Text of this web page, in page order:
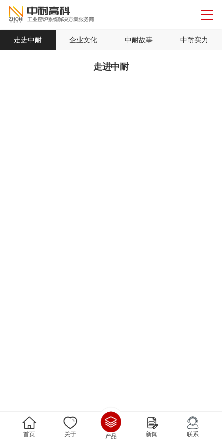
走进中耐 企业文化 中耐故事 中耐实力
走进中耐
首页 关于 产品 新闻 联系